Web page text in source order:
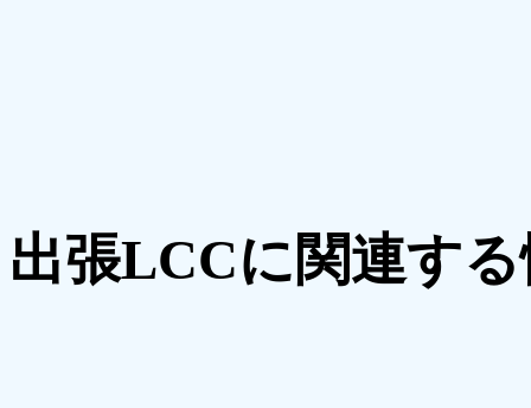
出張LCCに関連す